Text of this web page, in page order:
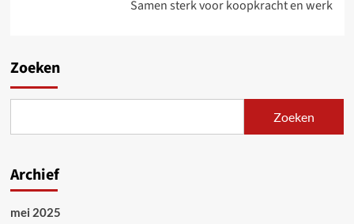
Samen sterk voor koopkracht en werk
Zoeken
Zoeken
Archief
mei 2025